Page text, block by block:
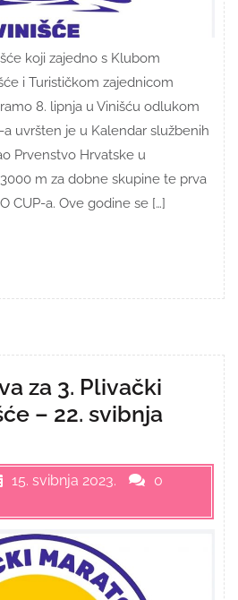
koji zajedno s Klubom
i Turističkom zajednicom
8. lipnja u Vinišću odlukom
a uvršten je u Kalendar službenih
Prvenstvo Hrvatske u
m za dobne skupine te prva
CUP-a. Ove godine se […]
za 3. Plivački
– 22. svibnja
15. svibnja 2023.
0